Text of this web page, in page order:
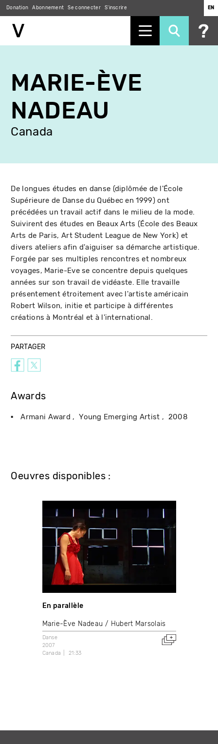
contenu
principal
Donation Abonnement Se connecter S'inscrire EN
MARIE-ÈVE
NADEAU
Canada
De longues études en danse (diplômée de l'École
Supérieure de Danse du Québec en 1999) ont
précédées un travail actif dans le milieu de la mode.
Suivirent des études en Beaux Arts (École des Beaux
Arts de Paris, Art Student League de New York) et
divers ateliers afin d'aiguiser sa démarche artistique.
Forgée par ses multiples rencontres et nombreux
voyages, Marie-Eve se concentre depuis quelques
années sur son travail de vidéaste. Elle travaille
présentement étroitement avec l'artiste américain
Robert Wilson, initie et participe à différentes
créations à Montréal et à l'international.
PARTAGER
Awards
Armani Award Young Emerging Artist 2008
Oeuvres disponibles :
En parallèle
Marie-Ève Nadeau Hubert Marsolais
Danse
2007
Canada
21:33